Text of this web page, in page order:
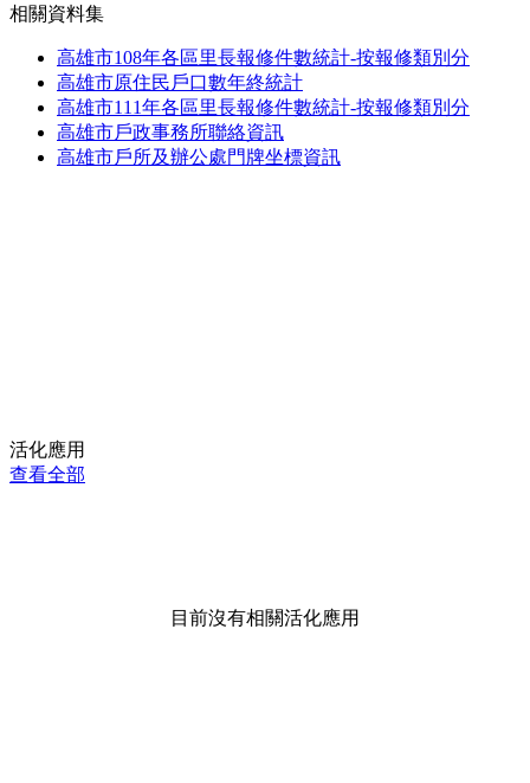
相關資料集
高雄市108年各區里長報修件數統計-按報修類別分
高雄市原住民戶口數年終統計
高雄市111年各區里長報修件數統計-按報修類別分
高雄市戶政事務所聯絡資訊
高雄市戶所及辦公處門牌坐標資訊
活化應用
查看全部
目前沒有相關活化應用